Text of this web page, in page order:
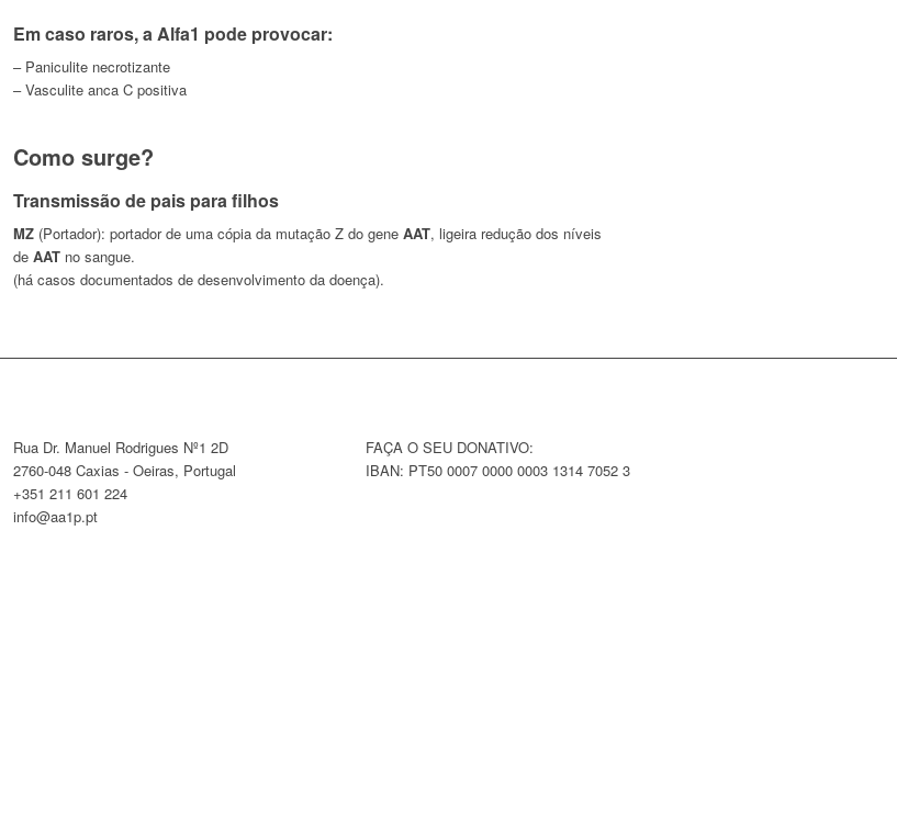
Em caso raros, a Alfa1 pode provocar:
– Paniculite necrotizante
– Vasculite anca C positiva
Como surge?
Transmissão de pais para filhos
MZ(Portador): portador de uma cópia da mutação Z do gene AAT, ligeira redução dos níveis
de AATno sangue.
(há casos documentados de desenvolvimento da doença).
Rua Dr. Manuel Rodrigues Nº1 2D
2760-048 Caxias - Oeiras, Portugal
+351 211 601 224
info@aa1p.pt
FAÇA O SEU DONATIVO:
IBAN: PT50 0007 0000 0003 1314 7052 3